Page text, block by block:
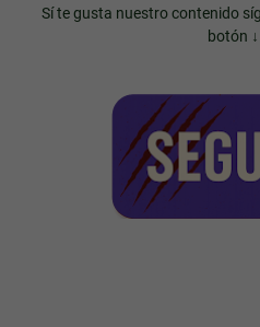
Sí te gusta nuestro contenido
botón